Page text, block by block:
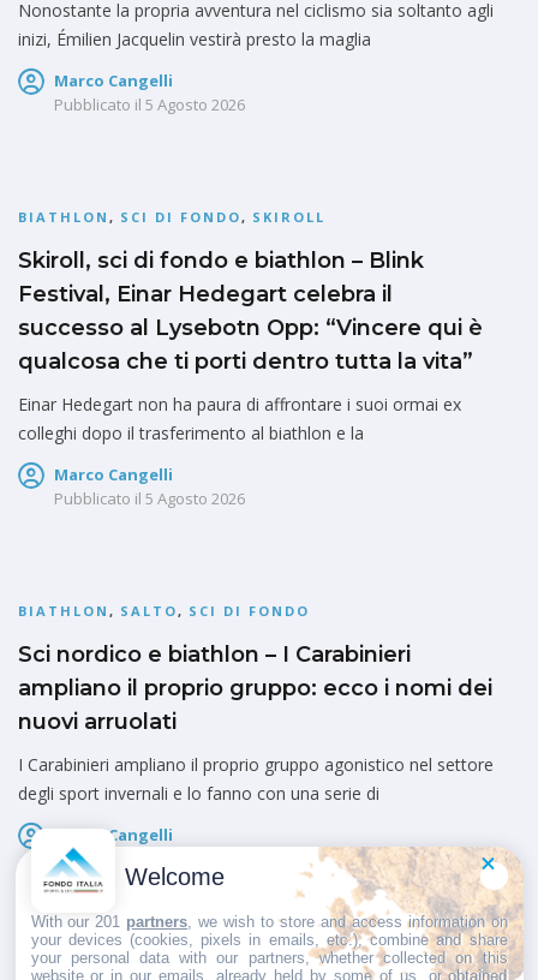
Nonostante la propria avventura nel ciclismo sia soltanto agli
inizi, Émilien Jacquelin vestirà presto la maglia
Marco Cangelli
Pubblicato il 5 Agosto 2026
BIATHLON , SCI DI FONDO, SKIROLL
Skiroll, sci di fondo e biathlon – Blink
Festival, Einar Hedegart celebra il
successo al Lysebotn Opp: “Vincere qui è
qualcosa che ti porti dentro tutta la vita”
Einar Hedegart non ha paura di affrontare i suoi ormai ex
colleghi dopo il trasferimento al biathlon e la
Marco Cangelli
Pubblicato il 5 Agosto 2026
BIATHLON , SALTO, SCI DI FONDO
Sci nordico e biathlon – I Carabinieri
ampliano il proprio gruppo: ecco i nomi dei
nuovi arruolati
I Carabinieri ampliano il proprio gruppo agonistico nel settore
degli sport invernali e lo fanno con una serie di
Marco Cangelli
Pubblicato il
Welcome
With our 201 partners , we wish to store and access information on
your devices (cookies, pixels in emails, etc.), combine and share
your personal data with our partners, whether collected on this
website or in our emails, already held by some of us, or obtained